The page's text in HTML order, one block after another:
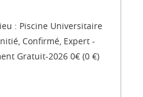
: Piscine Universitaire
Confirmé, Expert
Gratuit-2026 0€ (0 €)